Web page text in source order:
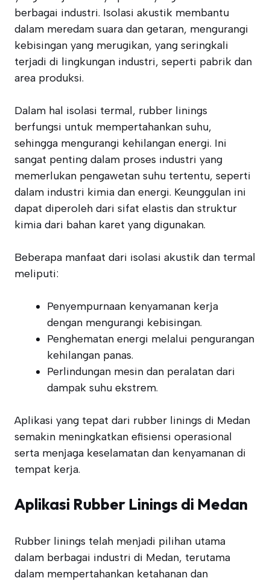
berbagai industri. Isolasi akustik membantu
dalam meredam suara dan getaran, mengurangi
kebisingan yang merugikan, yang seringkali
terjadi di lingkungan industri, seperti pabrik dan
area produksi.
Dalam hal isolasi termal, rubber linings
berfungsi untuk mempertahankan suhu,
sehingga mengurangi kehilangan energi. Ini
sangat penting dalam proses industri yang
memerlukan pengawetan suhu tertentu, seperti
dalam industri kimia dan energi. Keunggulan ini
dapat diperoleh dari sifat elastis dan struktur
kimia dari bahan karet yang digunakan.
Beberapa manfaat dari isolasi akustik dan termal
meliputi:
Penyempurnaan kenyamanan kerja
dengan mengurangi kebisingan.
Penghematan energi melalui pengurangan
kehilangan panas.
Perlindungan mesin dan peralatan dari
dampak suhu ekstrem.
Aplikasi yang tepat dari rubber linings di Medan
semakin meningkatkan efisiensi operasional
serta menjaga keselamatan dan kenyamanan di
tempat kerja.
Aplikasi Rubber Linings di Medan
Rubber linings telah menjadi pilihan utama
dalam berbagai industri di Medan, terutama
dalam mempertahankan ketahanan dan